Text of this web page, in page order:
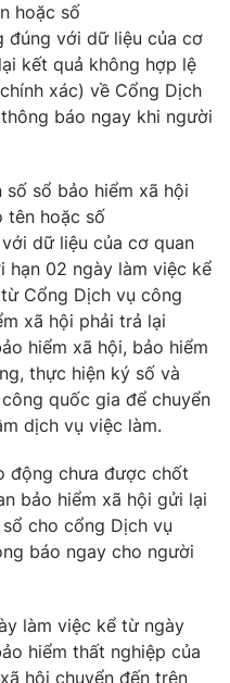
lòng Việt
mình bằng AI
Việt Nam
điện tử số 483/GP-BTTTT
Hạnh, Phạm Quốc Thắng,
hoặc số
đúng với dữ liệu của cơ
kết quả không hợp lệ
xác) về Cổng Dịch
báo ngay khi người
sổ bảo hiểm xã hội
tên hoặc số
dữ liệu của cơ quan
hạn 02 ngày làm việc kể
Cổng Dịch vụ công
xã hội phải trả lại
hiểm xã hội, bảo hiểm
thực hiện ký số và
quốc gia để chuyển
dịch vụ việc làm.
động chưa được chốt
bảo hiểm xã hội gửi lại
cho cổng Dịch vụ
báo ngay cho người
làm việc kể từ ngày
hiểm thất nghiệp của
hội chuyển đến trên